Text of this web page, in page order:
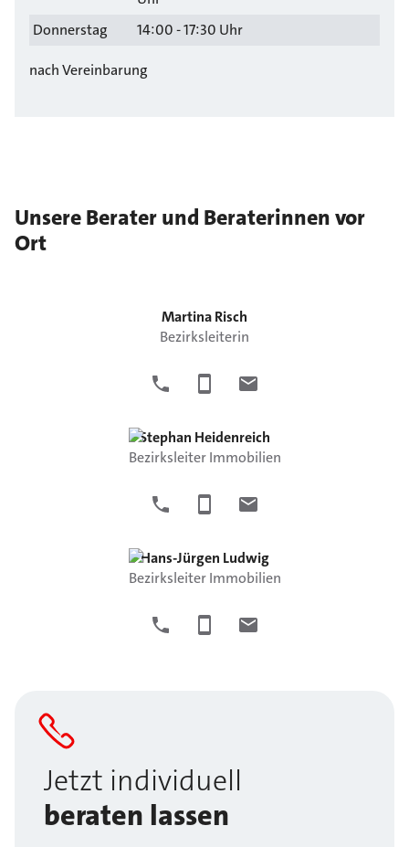
Donnerstag
14:00 - 17:30 Uhr
nach Vereinbarung
Unsere Berater und Beraterinnen vor
Ort
MartinaRisch
Bezirksleiterin
Stephan Heidenreich
Bezirksleiter Immobilien
Hans-Jürgen Ludwig
Bezirksleiter Immobilien
Jetzt individuell
beraten lassen